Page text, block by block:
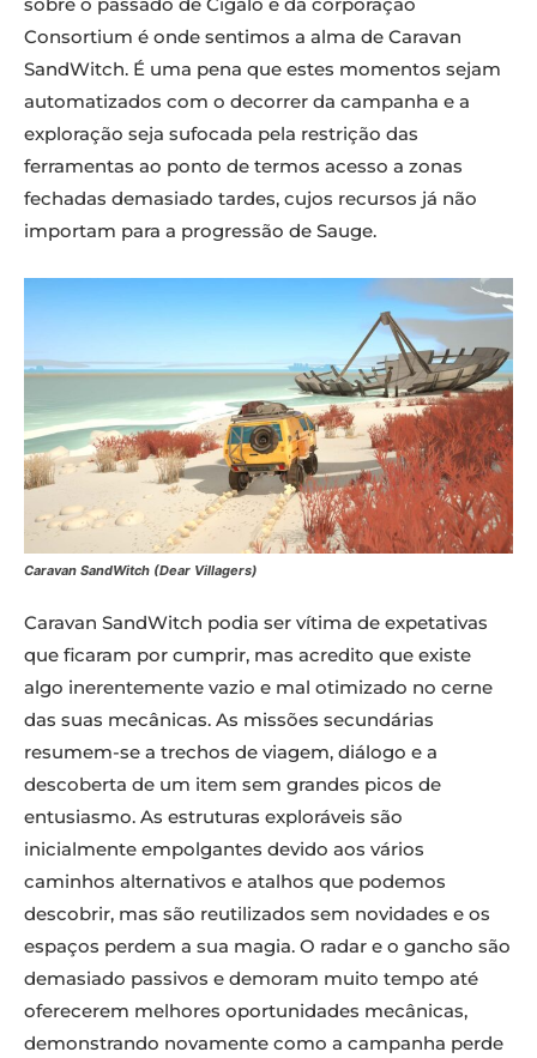
Consortium é onde sentimos a alma de Caravan
SandWitch. É uma pena que estes momentos sejam
automatizados com o decorrer da campanha e a
exploração seja sufocada pela restrição das
ferramentas ao ponto de termos acesso a zonas
fechadas demasiado tardes, cujos recursos já não
importam para a progressão de Sauge.
Caravan SandWitch (Dear Villagers)
Caravan SandWitch podia ser vítima de expetativas
que ficaram por cumprir, mas acredito que existe
algo inerentemente vazio e mal otimizado no cerne
das suas mecânicas. As missões secundárias
resumem-se a trechos de viagem, diálogo e a
descoberta de um item sem grandes picos de
entusiasmo. As estruturas exploráveis são
inicialmente empolgantes devido aos vários
caminhos alternativos e atalhos que podemos
descobrir, mas são reutilizados sem novidades e os
espaços perdem a sua magia. O radar e o gancho são
demasiado passivos e demoram muito tempo até
oferecerem melhores oportunidades mecânicas,
demonstrando novamente como a campanha perde